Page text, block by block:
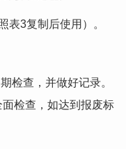
表3复制后使用）。
检查，并做好记录。
检查，如达到报废标